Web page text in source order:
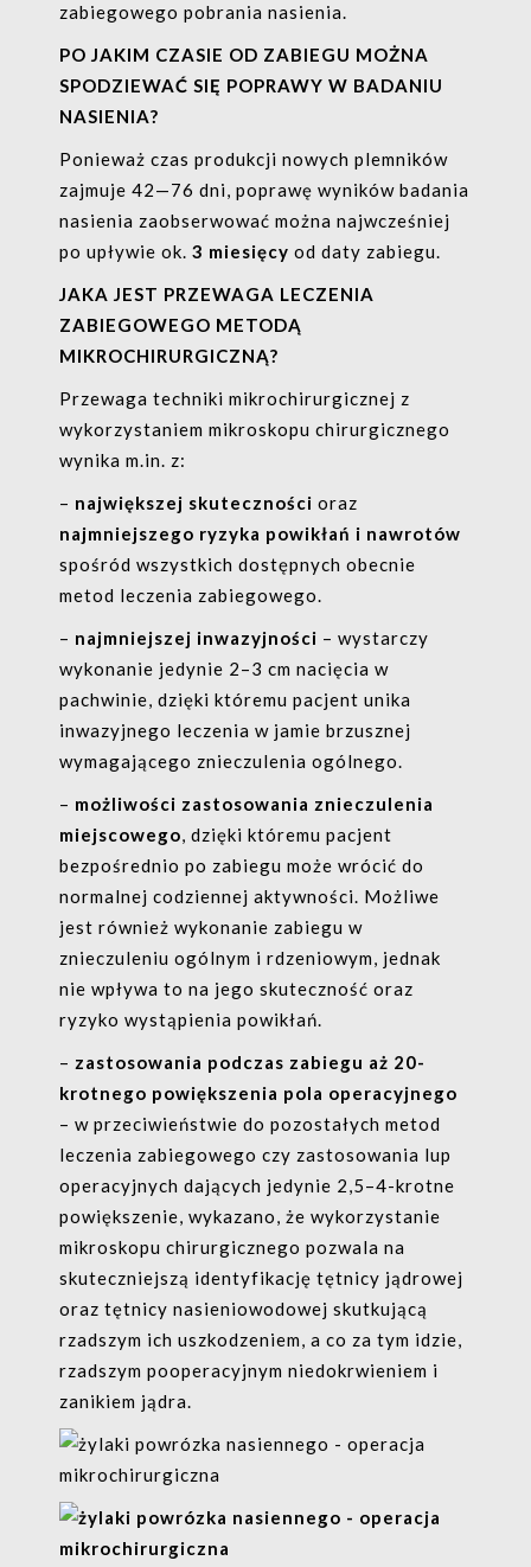
zabiegowego pobrania nasienia.
PO JAKIM CZASIE OD ZABIEGU MOŻNA
SPODZIEWAĆ SIĘ POPRAWY W BADANIU
NASIENIA?
Ponieważ czas produkcji nowych plemników
zajmuje 42—76 dni, poprawę wyników badania
nasienia zaobserwować można najwcześniej
po upływie ok. 3 miesięcy od daty zabiegu.
JAKA JEST PRZEWAGA LECZENIA
ZABIEGOWEGO METODĄ
MIKROCHIRURGICZNĄ?
Przewaga techniki mikrochirurgicznej z
wykorzystaniem mikroskopu chirurgicznego
wynika m.in. z:
– największej skuteczności oraz
najmniejszego ryzyka powikłań i nawrotów
spośród wszystkich dostępnych obecnie
metod leczenia zabiegowego.
– najmniejszej inwazyjności – wystarczy
wykonanie jedynie 2–3 cm nacięcia w
pachwinie, dzięki któremu pacjent unika
inwazyjnego leczenia w jamie brzusznej
wymagającego znieczulenia ogólnego.
– możliwości zastosowania znieczulenia
miejscowego, dzięki któremu pacjent
bezpośrednio po zabiegu może wrócić do
normalnej codziennej aktywności. Możliwe
jest również wykonanie zabiegu w
znieczuleniu ogólnym i rdzeniowym, jednak
nie wpływa to na jego skuteczność oraz
ryzyko wystąpienia powikłań.
– zastosowania podczas zabiegu aż 20-
krotnego powiększenia pola operacyjnego
– w przeciwieństwie do pozostałych metod
leczenia zabiegowego czy zastosowania lup
operacyjnych dających jedynie 2,5–4-krotne
powiększenie, wykazano, że wykorzystanie
mikroskopu chirurgicznego pozwala na
skuteczniejszą identyfikację tętnicy jądrowej
oraz tętnicy nasieniowodowej skutkującą
rzadszym ich uszkodzeniem, a co za tym idzie,
rzadszym pooperacyjnym niedokrwieniem i
zanikiem jądra.
Zapisując się do newslettera zgadzasz
że zawsze będziesz mogła/mógł edytować
swoje dane lub wypisać się z newslettera.